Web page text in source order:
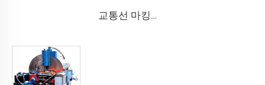
교통선 마킹을 위한 단일 탱크 600kg 텀oplastik 페인트 가열기